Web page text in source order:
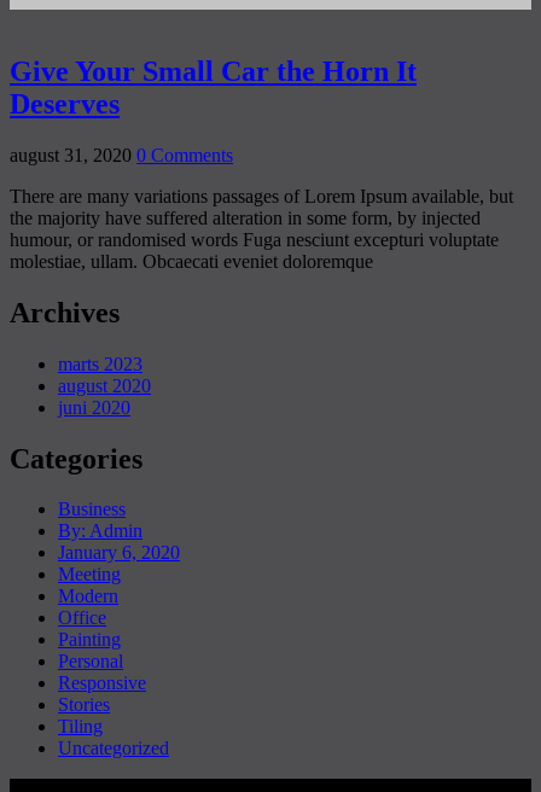
Give Your Small Car the Horn It
Deserves
august 31, 2020 0 Comments
There are many variations passages of Lorem Ipsum available, but
the majority have suffered alteration in some form, by injected
humour, or randomised words Fuga nesciunt excepturi voluptate
molestiae, ullam. Obcaecati eveniet doloremque
Archives
marts 2023
august 2020
juni 2020
Categories
Business
By: Admin
January 6, 2020
Meeting
Modern
Office
Painting
Personal
Responsive
Stories
Tiling
Uncategorized